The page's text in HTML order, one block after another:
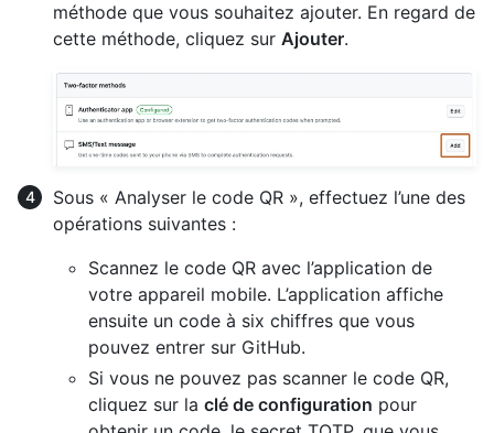
méthode que vous souhaitez ajouter. En regard de
cette méthode, cliquez sur Ajouter.
Sous « Analyser le code QR », effectuez l’une des
opérations suivantes :
Scannez le code QR avec l’application de
votre appareil mobile. L’application affiche
ensuite un code à six chiffres que vous
pouvez entrer sur GitHub.
Si vous ne pouvez pas scanner le code QR,
cliquez sur la clé de configuration pour